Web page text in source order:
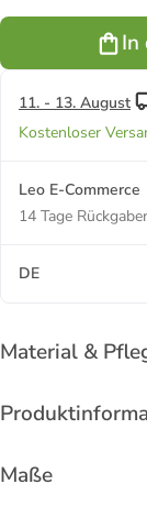
In
11. - 13. August
Kostenloser
Leo E-Commerce
14 Tage
DE
Material &
Maße